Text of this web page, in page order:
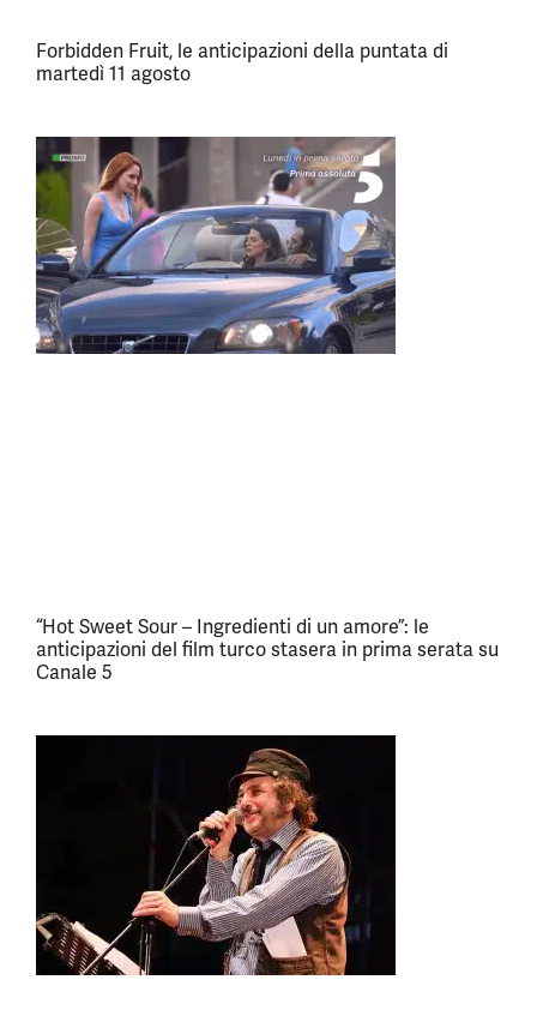
Forbidden Fruit, le anticipazioni della puntata di
martedì 11 agosto
“Hot Sweet Sour – Ingredienti di un amore”: le
anticipazioni del film turco stasera in prima serata su
Canale 5